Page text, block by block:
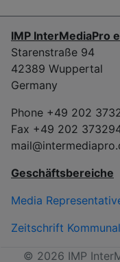
IMP InterMediaPro
Starenstraße 94
42389 Wuppertal
Germany
Phone +49 202
Fax +49 202
Geschäftsbereiche
Media
Zeitschrift
© 2026 IMP